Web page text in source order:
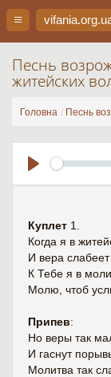
vifania.org
Песнь
житейских
Головна Песнь
Куплет 1.
Когда я в
И вера слабеет
К Тебе я в
Молю, чтоб
Припев:
Но веры так
И гаснут
Молитва так